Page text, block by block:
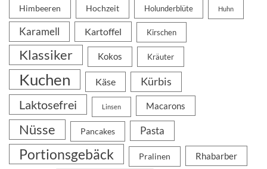
Himbeeren Hochzeit Holunderblüte Huhn
Karamell Kartoffel Kirschen
Klassiker Kokos Kräuter
Kuchen Käse Kürbis
Laktosefrei Linsen Macarons
Nüsse Pancakes Pasta
Portionsgebäck Pralinen Rhabarber